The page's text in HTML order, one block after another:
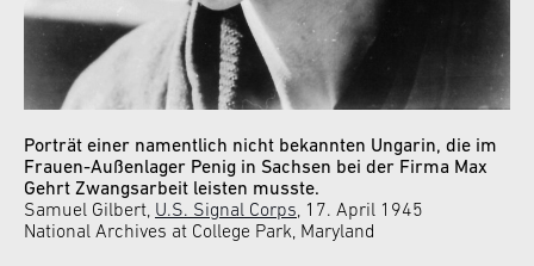
Porträt einer namentlich nicht bekannten Ungarin, die im
Frauen-Außenlager Penig in Sachsen bei der Firma Max
Gehrt Zwangsarbeit leisten musste.
Samuel Gilbert, U.S. Signal Corps , 17. April 1945
National Archives at College Park, Maryland